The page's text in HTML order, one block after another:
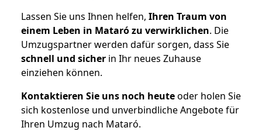
Lassen Sie uns Ihnen helfen, Ihren Traum von
einem Leben in Mataró zu verwirklichen. Die
Umzugspartner werden dafür sorgen, dass Sie
schnell und sicher in Ihr neues Zuhause
einziehen können.
Kontaktieren Sie uns noch heuteoder holen Sie
sich kostenlose und unverbindliche Angebote für
Ihren Umzug nach Mataró.